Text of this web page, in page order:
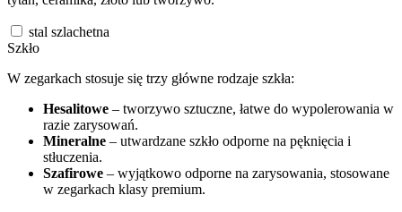
stal szlachetna
Szkło
W zegarkach stosuje się trzy główne rodzaje szkła:
Hesalitowe – tworzywo sztuczne, łatwe do wypolerowania w
razie zarysowań.
Mineralne – utwardzane szkło odporne na pęknięcia i
stłuczenia.
Szafirowe – wyjątkowo odporne na zarysowania, stosowane
w zegarkach klasy premium.